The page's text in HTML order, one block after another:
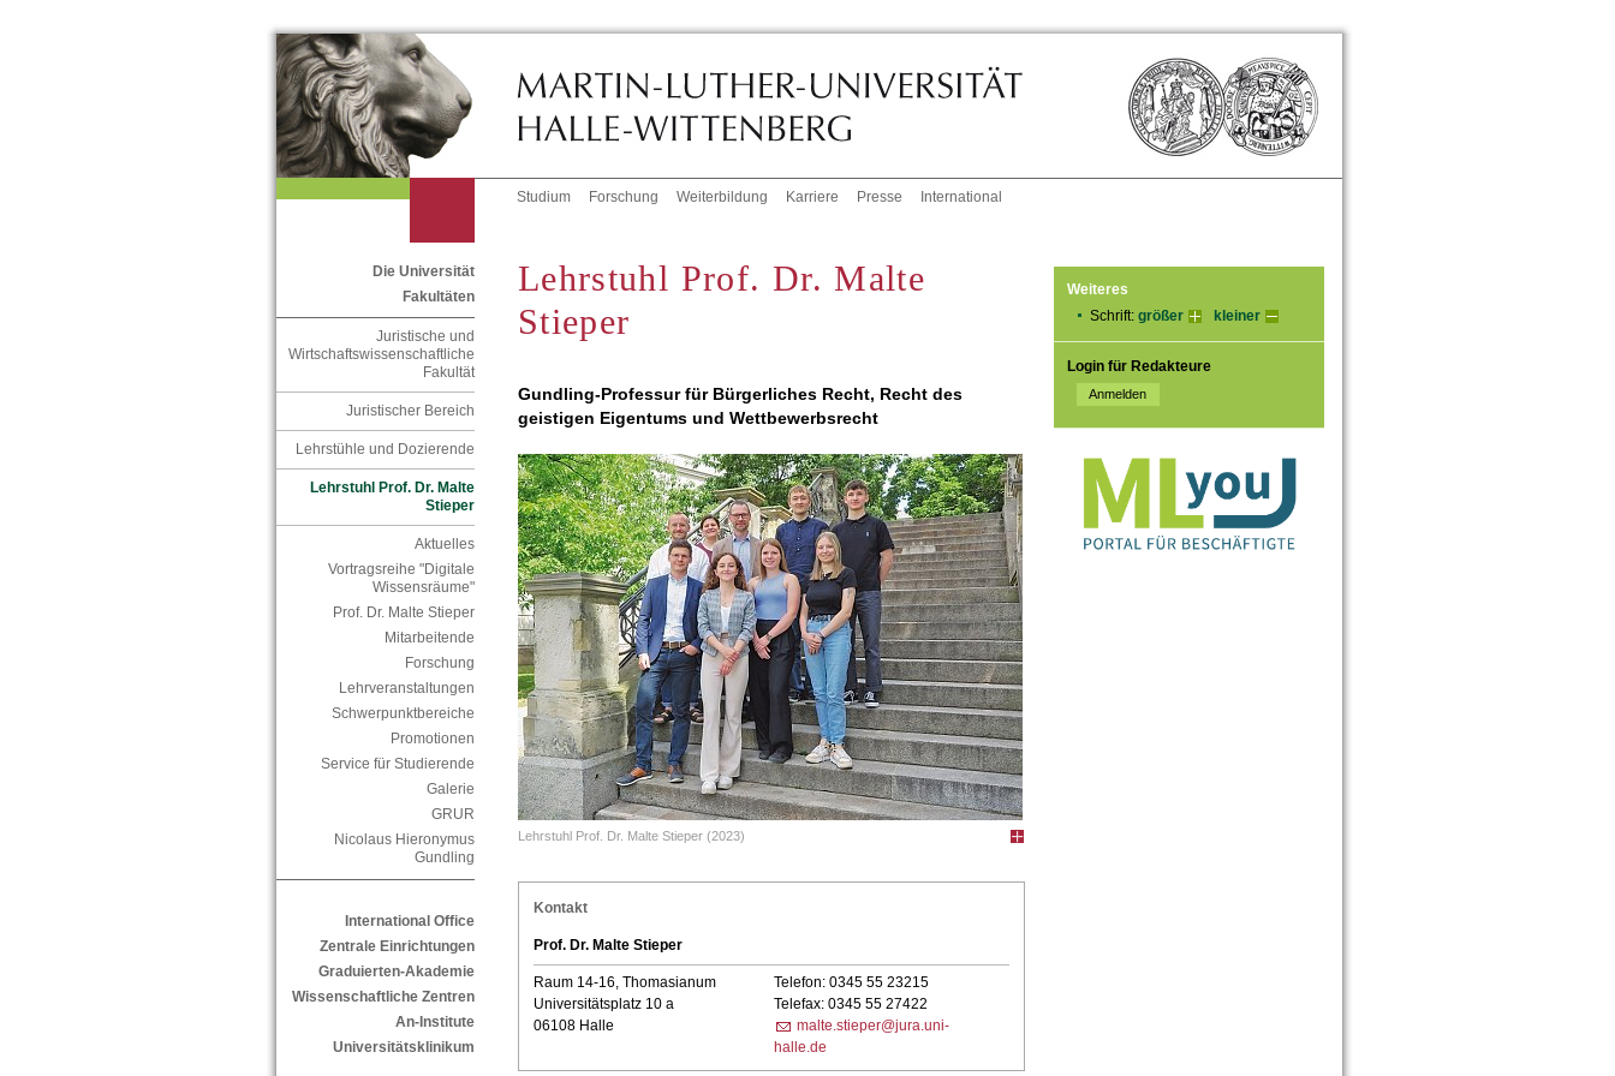
Studium Forschung Weiterbildung Karriere Presse International
Die Universität
Fakultäten
Juristische und
Wirtschaftswissenschaftliche
Fakultät
Juristischer Bereich
Lehrstühle und Dozierende
Lehrstuhl Prof. Dr. Malte
Stieper
Aktuelles
Vortragsreihe "Digitale
Wissensräume"
Prof. Dr. Malte Stieper
Mitarbeitende
Forschung
Lehrveranstaltungen
Schwerpunktbereiche
Promotionen
Service für Studierende
Galerie
GRUR
Nicolaus Hieronymus
Gundling
International Office
Zentrale Einrichtungen
Graduierten-Akademie
Wissenschaftliche Zentren
An-Institute
Universitätsklinikum
Weiteres
Schrift: größer kleiner
Login für Redakteure
Lehrstuhl Prof. Dr. Malte
Stieper
Gundling-Professur für Bürgerliches Recht, Recht des
geistigen Eigentums und Wettbewerbsrecht
Lehrstuhl Prof. Dr. Malte Stieper (2023)
Kontakt
Prof. Dr. Malte Stieper
Raum 14-16, Thomasianum
Universitätsplatz 10 a
06108 Halle
Telefon: 0345 55 23215
Telefax: 0345 55 27422
malte.stieper@jura.uni-
halle.de